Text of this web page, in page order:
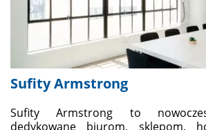
Sufity Armstrong
Sufity Armstrong to
dedykowane biurom, sklepom,